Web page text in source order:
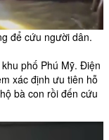
để cứu người dân.
phố Phú Mỹ. Điện
xác định ưu tiên hỗ
bà con rồi đến cứu